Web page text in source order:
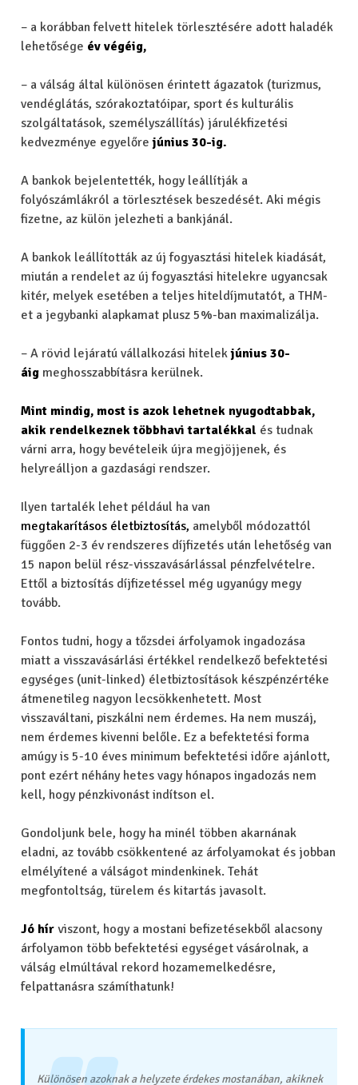
– a korábban felvett hitelek törlesztésére adott haladék
lehetősége év végéig,
– a válság által különösen érintett ágazatok (turizmus,
vendéglátás, szórakoztatóipar, sport és kulturális
szolgáltatások, személyszállítás) járulékfizetési
kedvezménye egyelőrejúnius 30-ig.
A bankok bejelentették, hogy leállítják a
folyószámlákról a törlesztések beszedését. Aki mégis
fizetne, az külön jelezheti a bankjánál.
A bankok leállították az új fogyasztási hitelek kiadását,
miután a rendelet az új fogyasztási hitelekre ugyancsak
kitér, melyek esetében a teljes hiteldíjmutatót, a THM-
et a jegybanki alapkamat plusz 5%-ban maximalizálja.
– A rövid lejáratú vállalkozási hitelekjúnius 30-
áig meghosszabbításra kerülnek.
Mint mindig, most is azok lehetnek nyugodtabbak,
akik rendelkeznek többhavi tartalékkal és tudnak
várni arra, hogy bevételeik újra megjöjjenek, és
helyreálljon a gazdasági rendszer.
Ilyen tartalék lehet például ha van
megtakarításos életbiztosítás, amelyből módozattól
függően 2-3 év rendszeres díjfizetés után lehetőség van
15 napon belül rész-visszavásárlással pénzfelvételre.
Ettől a biztosítás díjfizetéssel még ugyanúgy megy
tovább.
Fontos tudni, hogy a tőzsdei árfolyamok ingadozása
miatt a visszavásárlási értékkel rendelkező befektetési
egységes (unit-linked) életbiztosítások készpénzértéke
átmenetileg nagyon lecsökkenhetett. Most
visszaváltani, piszkálni nem érdemes. Ha nem muszáj,
nem érdemes kivenni belőle. Ez a befektetési forma
amúgy is 5-10 éves minimum befektetési időre ajánlott,
pont ezért néhány hetes vagy hónapos ingadozás nem
kell, hogy pénzkivonást indítson el.
Gondoljunk bele, hogy ha minél többen akarnának
eladni, az tovább csökkentené az árfolyamokat és jobban
elmélyítené a válságot mindenkinek. Tehát
megfontoltság, türelem és kitartás javasolt.
Jó hír viszont, hogy a mostani befizetésekből alacsony
árfolyamon több befektetési egységet vásárolnak, a
válság elmúltával rekord hozamemelkedésre,
felpattanásra számíthatunk!
Különösen azoknak a helyzete érdekes mostanában, akiknek